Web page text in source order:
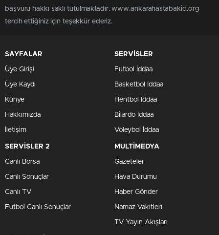
başvuru hakkı saklı tutulmaktadır. www.ankarahastabakici.org
tercih ettiğiniz için teşekkür ederiz.
SAYFALAR
Üye Girişi
Üye Kaydı
Künye
Hakkımızda
İletişim
SERVİSLER
Futbol İddaa
Basketbol İddaa
Hentbol İddaa
Bilardo İddaa
Voleybol İddaa
SERVİSLER 2
Canlı Borsa
Canlı Sonuçlar
Canlı TV
Futbol Canlı Sonuçlar
MULTİMEDYA
Gazeteler
Hava Durumu
Haber Gönder
Namaz Vakitleri
TV Yayın Akışları